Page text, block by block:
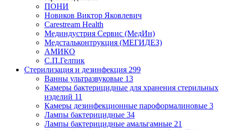
ПОНИ
Новиков Виктор Яковлевич
Carestream Health
Мединдустрия Сервис (МедИн)
Медстальконтрукция (МЕГИДЕЗ)
АМИКО
С.П.Гелпик
Стерилизация и дезинфекция 299
Ванны ультразвуковые 13
Камеры бактерицидные для хранения стерильных
изделий 11
Камеры дезинфекционные пароформалиновые 3
Лампы бактерицидные 34
Лампы бактерицидные амальгамные 21